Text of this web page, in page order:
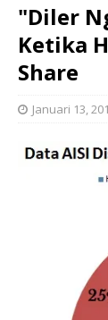
"Diler
Ketika
Share
Januari 13,